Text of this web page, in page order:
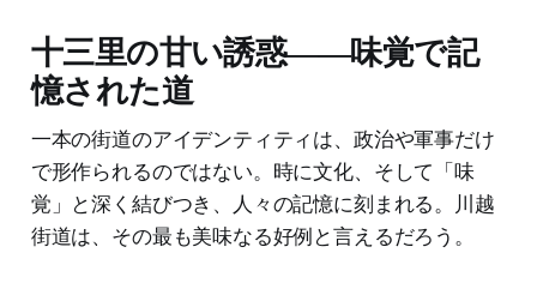
十三里の甘い誘惑――味覚で記
憶された道
一本の街道のアイデンティティは、政治や軍事だけ
で形作られるのではない。時に文化、そして「味
覚」と深く結びつき、人々の記憶に刻まれる。川越
街道は、その最も美味なる好例と言えるだろう。